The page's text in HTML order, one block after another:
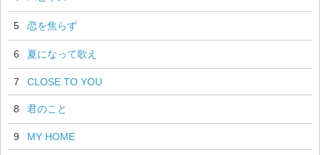
5 恋を焦らず
6 夏になって歌え
7 CLOSE TO YOU
8 君のこと
9 MY HOME